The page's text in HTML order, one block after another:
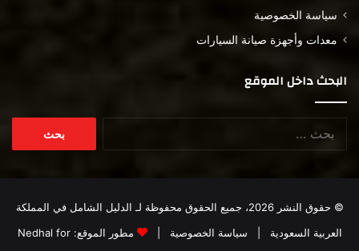
سياسة الخصوصية
معدات وأجهزة صيانة السيارات
البحث داخل الموقع
© حقوق النشر 2026، جميع الحقوق محفوظة لـ
الدليل الشامل في المملكة
العربية السعودية
سياسة الخصوصية | مطور الموقع:Nedhal for